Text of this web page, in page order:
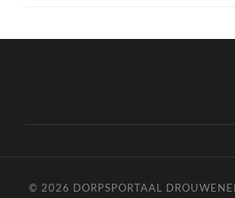
© 2026 DORPSPORTAAL